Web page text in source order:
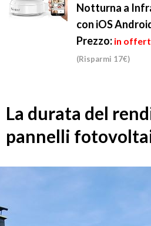
Notturna a
con iOS
Prezzo: in
(Risparmi 17€)
La durata del
pannelli